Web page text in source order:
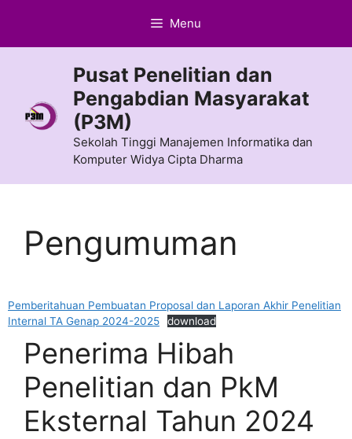
isi
Menu
Pusat Penelitian dan
Pengabdian Masyarakat
(P3M)
Sekolah Tinggi Manajemen Informatika dan
Komputer Widya Cipta Dharma
Pengumuman
Pemberitahuan Pembuatan Proposal dan Laporan Akhir Penelitian
Internal TA Genap 2024-2025
download
Penerima Hibah
Penelitian dan PkM
Eksternal Tahun 2024